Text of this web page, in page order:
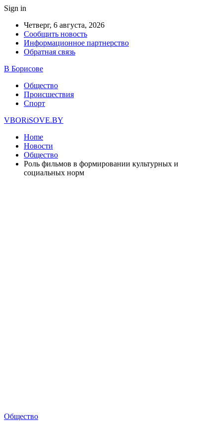
Sign in
Четверг, 6 августа, 2026
Сообщить новость
Информационное партнерство
Обратная связь
В Борисове
Общество
Происшествия
Спорт
VBORiSOVE.BY
Home
Новости
Общество
Роль фильмов в формировании культурных и
социальных норм
Общество